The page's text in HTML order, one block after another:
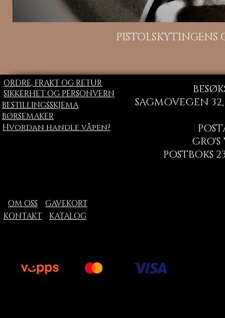
ORDRE, FRAKT OG RETUR
SIKKERHET OG PERSONVERN
BESTILLINGSSKJEMA
BØRSEMAKER
SAGMOVEGEN
GRO'S
POSTBOKS
Hvordan handle våpen?
OM OSS
GAVEKORT
KONTAKT
KATALOG